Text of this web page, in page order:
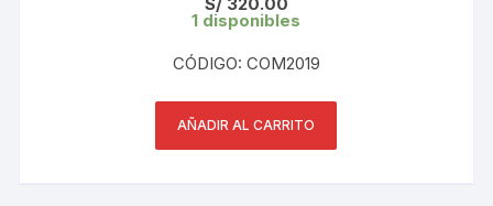
1 disponibles
CÓDIGO: COM2019
AÑADIR AL CARRITO